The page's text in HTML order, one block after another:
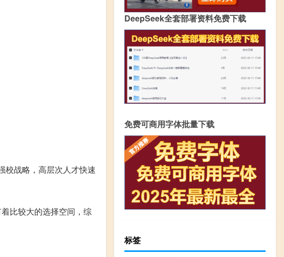
校战略，高层次人才快速
比较大的选择空间，综
DeepSeek全套部署资料免费下载
免费可商用字体批量下载
标签